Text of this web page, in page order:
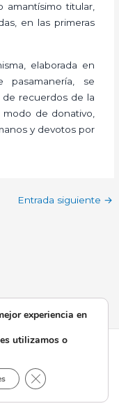
amantísimo titular,
en las primeras
elaborada en
se
recuerdos de la
de donativo,
y devotos por
Entrada siguiente →
de Triana | Funciona
experiencia en
utilizamos o
Cerrar el banner